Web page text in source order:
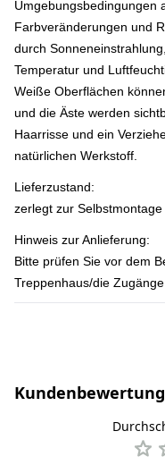
Umgebungsbedingungen
Farbveränderungen und
durch
Temperatur und
Weiße Oberflächen
und die Äste werden
Haarrisse und ein
natürlichen Werkstoff.
Lieferzustand:
zerlegt zur Selbstmontage
Hinweis zur Anlieferung:
Bitte prüfen Sie vor dem
Treppenhaus/die Zugänge